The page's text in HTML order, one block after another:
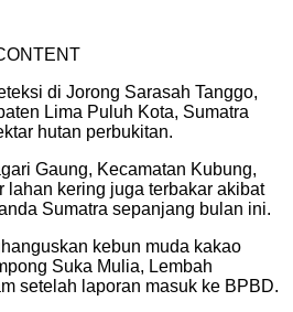
di Jorong Sarasah Tanggo,
Lima Puluh Kota, Sumatra
hutan perbukitan.
Gaung, Kecamatan Kubung,
lahan kering juga terbakar akibat
Sumatra sepanjang bulan ini.
kebun muda kakao
Suka Mulia, Lembah
setelah laporan masuk ke BPBD.